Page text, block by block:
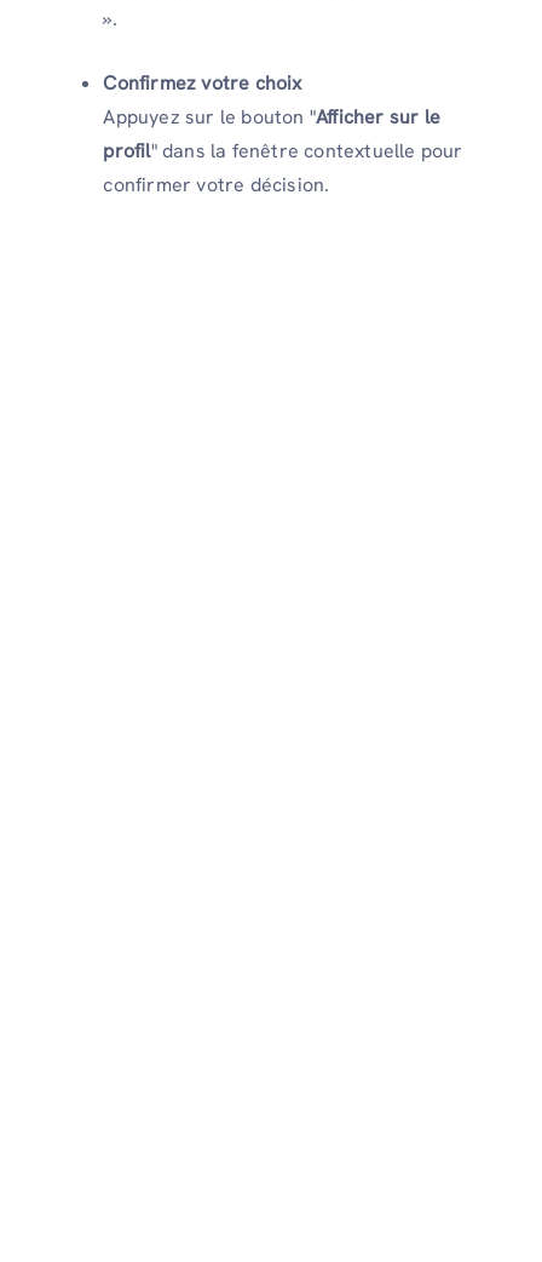
».
Confirmez votre choix
Appuyez sur le bouton "Afficher sur le
profil" dans la fenêtre contextuelle pour
confirmer votre décision.